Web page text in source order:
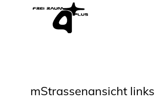
mStrassenansicht